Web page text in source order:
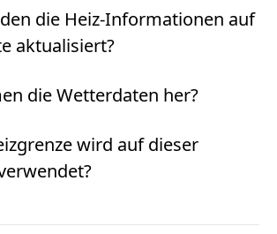
die Heiz-Informationen auf
aktualisiert?
die Wetterdaten her?
wird auf dieser